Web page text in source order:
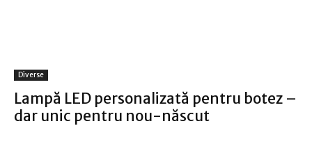
Diverse
Lampă LED personalizată pentru botez –
dar unic pentru nou-născut